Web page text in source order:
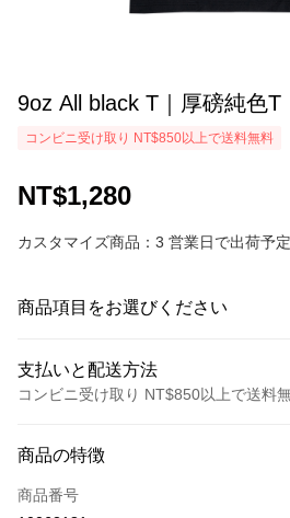
9oz All black T｜厚磅純色T
コンビニ受け取り NT$850以上で送料無料
NT$1,280
カスタマイズ商品：3 営業日で出荷予定
商品項目をお選びください
支払いと配送方法
コンビニ受け取り NT$850以上で送料
クレジットカード1回払い
コンビニ店頭代金引換
商品の特徴
商品番号